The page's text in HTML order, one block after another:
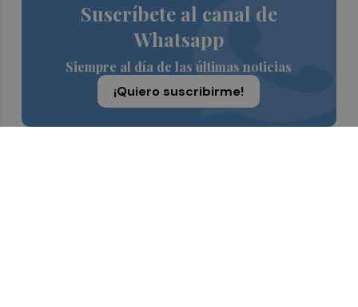
Suscríbete al canal de
Whatsapp
Siempre al día de las últimas noticias
¡Quiero suscribirme!